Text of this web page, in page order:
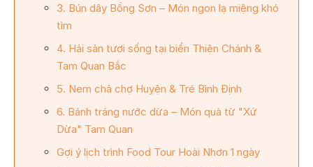
3. Bún dây Bồng Sơn – Món ngon lạ miệng khó
tìm
4. Hải sản tươi sống tại biển Thiện Chánh &
Tam Quan Bắc
5. Nem chả chợ Huyện & Tré Bình Định
6. Bánh tráng nước dừa – Món quà từ "Xứ
Dừa" Tam Quan
Gợi ý lịch trình Food Tour Hoài Nhơn 1 ngày